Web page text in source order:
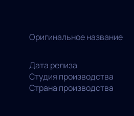
Оригинальное название
Дата релиза
Студия производства
Страна производства